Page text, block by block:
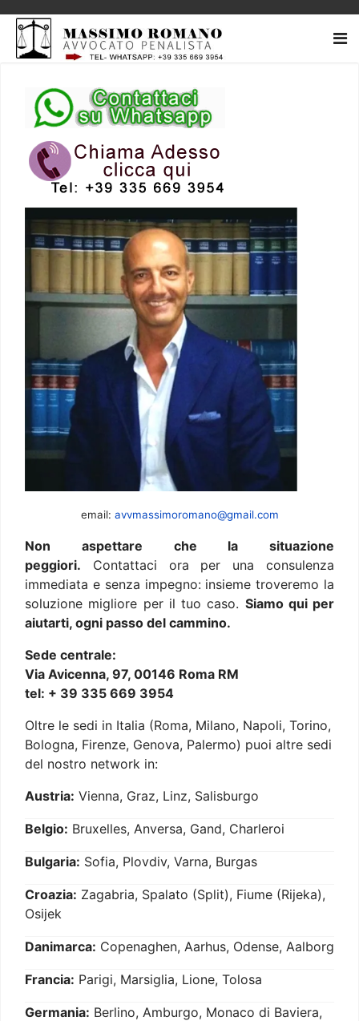
email: avvmassimoromano@gmail.com
Non aspettare che la situazione
peggiori. Contattaci ora per una consulenza
immediata e senza impegno: insieme troveremo la
soluzione migliore per il tuo caso. Siamo qui per
aiutarti, ogni passo del cammino.
Sede centrale:
Via Avicenna, 97, 00146 Roma RM
tel: + 39 335 669 3954
Oltre le sedi in Italia (Roma, Milano, Napoli, Torino,
Bologna, Firenze, Genova, Palermo) puoi altre sedi
del nostro network in:
Austria: Vienna, Graz, Linz, Salisburgo
Belgio: Bruxelles, Anversa, Gand, Charleroi
Bulgaria: Sofia, Plovdiv, Varna, Burgas
Croazia: Zagabria, Spalato (Split), Fiume (Rijeka),
Osijek
Danimarca: Copenaghen, Aarhus, Odense, Aalborg
Francia: Parigi, Marsiglia, Lione, Tolosa
Germania: Berlino, Amburgo, Monaco di Baviera,